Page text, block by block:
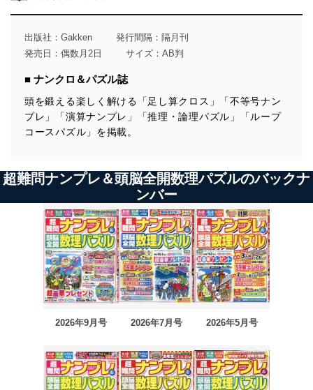
出版社： Gakken
発行間隔：隔月刊
発売日：偶数月2日
サイズ：AB判
■ ナンクロ＆パズル誌
頭を鍛える楽しく解ける「足し算クロス」「不等号ナン
プレ」「演算ナンプレ」「推理・論理パズル」「ループ
コースパズル」を掲載。
超難問ナンプレ＆頭脳全開数理パズルのバックナ
ンバー
2026年9月号 2026年7月号 2026年5月号